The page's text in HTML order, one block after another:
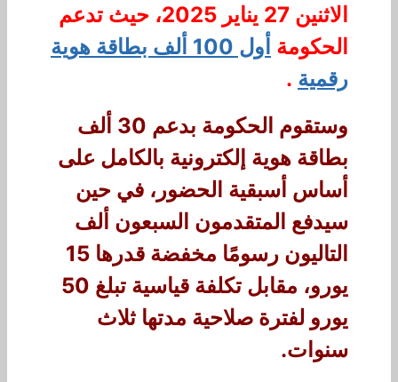
الاثنين 27 يناير 2025، حيث تدعم
الحكومة
أول 100 ألف بطاقة هوية
رقمية .
وستقوم الحكومة بدعم 30 ألف
بطاقة هوية إلكترونية بالكامل على
أساس أسبقية الحضور، في حين
سيدفع المتقدمون السبعون ألف
التاليون رسومًا مخفضة قدرها 15
يورو، مقابل تكلفة قياسية تبلغ 50
يورو لفترة صلاحية مدتها ثلاث
سنوات.